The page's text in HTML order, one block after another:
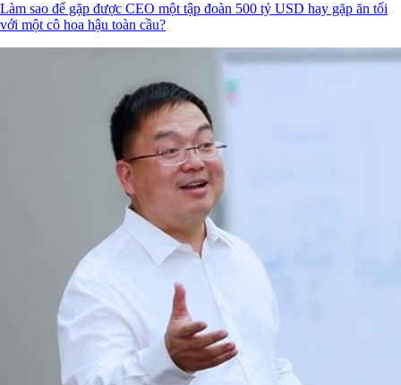
Làm sao để gặp được CEO một tập đoàn 500 tỷ USD hay gặp ăn tối
với một cô hoa hậu toàn cầu?